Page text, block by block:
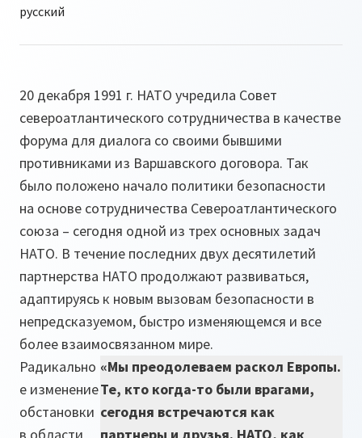
20 декабря 1991 г. НАТО учредила Совет
североатлантического сотрудничества в качестве
форума для диалога со своими бывшими
противниками из Варшавского договора. Так
было положено начало политики безопасности
на основе сотрудничества Североатлантического
союза – сегодня одной из трех основных задач
НАТО. В течение последних двух десятилетий
партнерства НАТО продолжают развиваться,
адаптируясь к новым вызовам безопасности в
непредсказуемом, быстро изменяющемся и все
более взаимосвязанном мире.
«Мы преодолеваем раскол Европы.
Те, кто когда-то были врагами,
сегодня встречаются как
Радикально
е изменение
обстановки